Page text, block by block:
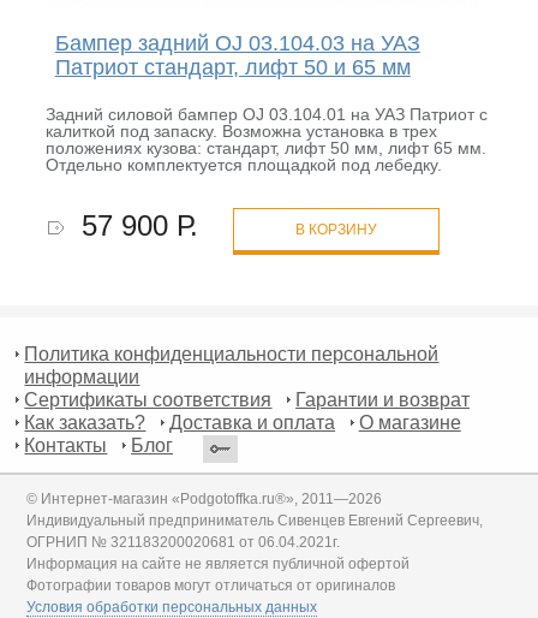
Бампер задний OJ 03.104.03 на УАЗ
Патриот стандарт, лифт 50 и 65 мм
Задний силовой бампер OJ 03.104.01 на УАЗ Патриот с
калиткой под запаску. Возможна установка в трех
положениях кузова: стандарт, лифт 50 мм, лифт 65 мм.
Отдельно комплектуется площадкой под лебедку.
57 900 Р. В КОРЗИНУ
Политика конфиденциальности персональной
информации
Сертификаты соответствия
Гарантии и возврат
Как заказать?
Доставка и оплата
О магазине
Контакты
Блог
© Интернет-магазин «Podgotoffka.ru®», 2011—2026
Индивидуальный предприниматель Сивенцев Евгений Сергеевич,
ОГРНИП № 321183200020681 от 06.04.2021г.
Информация на сайте не является публичной офертой
Фотографии товаров могут отличаться от оригиналов
Условия обработки персональных данных